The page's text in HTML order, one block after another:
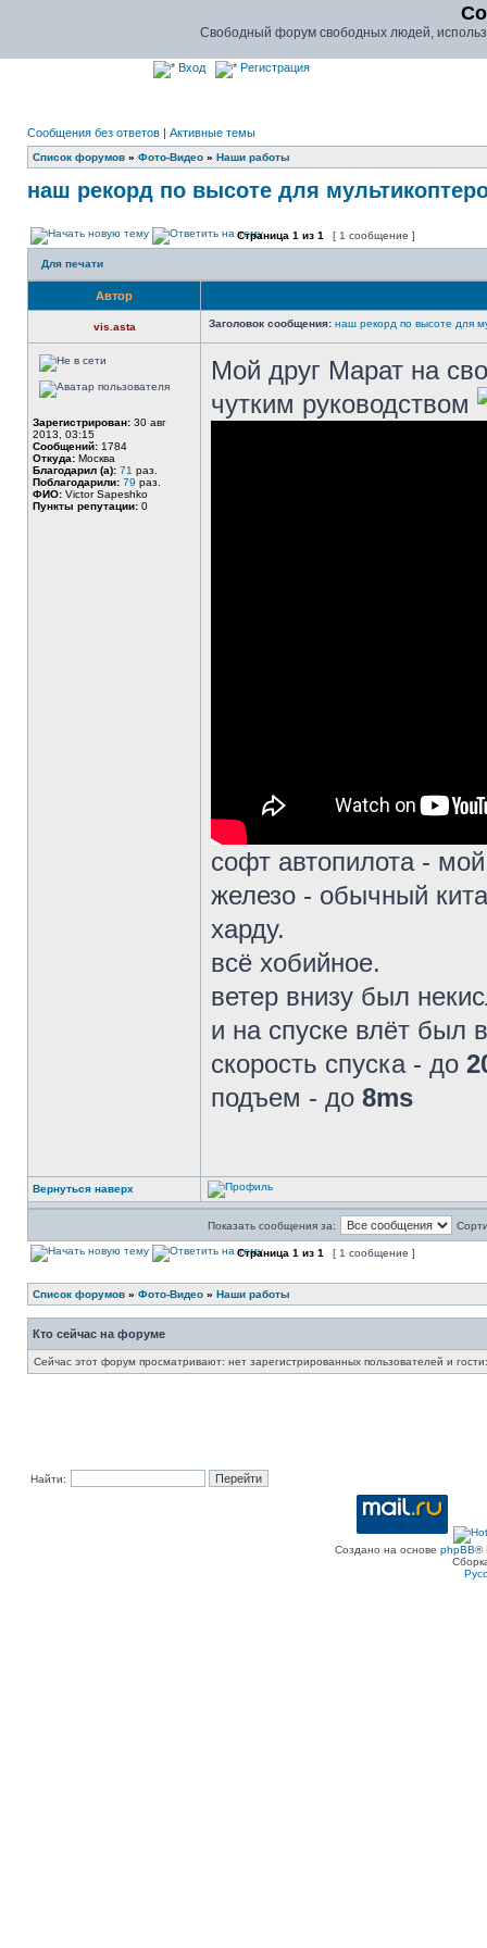
Свободный форум свободных людей,
Вход Регистрация
Сообщения без ответов | Активные темы
Список форумов » Фото-Видео » Наши работы
наш рекорд по высоте для
Страница 1 из 1 [ 1 сообщение ]
Для печати
Автор
vis.asta Заголовок сообщения: наш рекорд по высоте для
Зарегистрирован: 30 авг
2013, 03:15
Сообщений: 1784
Откуда: Москва
Благодарил (а): 71 раз.
Поблагодарили: 79 раз.
ФИО: Victor Sapeshko
Пункты репутации: 0
Мой друг Марат на
чутким руководством
софт автопилота -
железо - обычный
харду.
всё хобийное.
ветер внизу был
и на спуске влёт был
скорость спуска - до
подъем - до 8ms
Вернуться наверх
Показать сообщения за:
Страница 1 из 1 [ 1 сообщение ]
Список форумов » Фото-Видео » Наши работы
Кто сейчас на форуме
Сейчас этот форум просматривают: нет зарегистрированных пользователей и
Найти:
Создано на основе phpBB®